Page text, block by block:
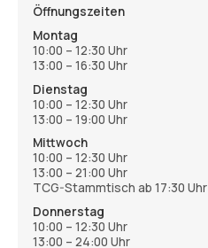
Öffnungszeiten
Montag
10:00 – 12:30 Uhr
13:00 – 16:30 Uhr
Dienstag
10:00 – 12:30 Uhr
13:00 – 19:00 Uhr
Mittwoch
10:00 – 12:30 Uhr
13:00 – 21:00 Uhr
TCG-Stammtisch ab 17:30 Uhr
Donnerstag
10:00 – 12:30 Uhr
13:00 – 24:00 Uhr